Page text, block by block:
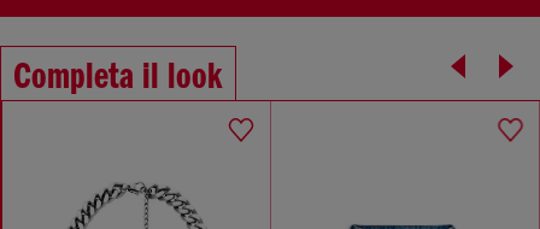
Completa il look